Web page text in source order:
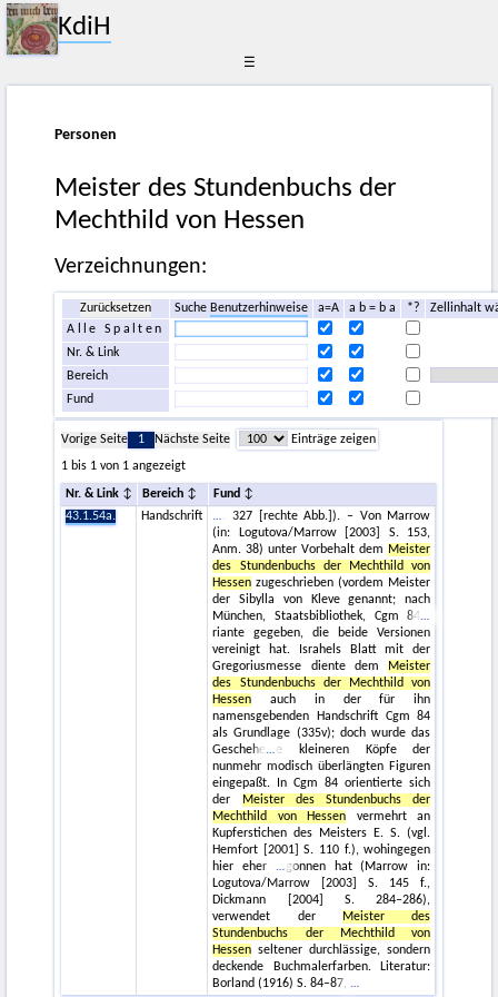
KdiH
☰
Personen
Meister des Stundenbuchs der
Mechthild von Hessen
Verzeichnungen:
Zurücksetzen SucheBenutzerhinweise a=A a b = b a *?
Zellinhalt
Alle Spalten
Nr. & Link
Bereich
Fund
Vorige Seite 1 Nächste Seite
Einträge zeigen
1 bis 1 von 1 angezeigt
Nr. & Link Bereich
Fund
43.1.54a.
Handschrift
. 327 [rechte Abb.]). – Von Marrow
(in: Logutova/Marrow [2003] S. 153,
Anm. 38) unter Vorbehalt dem Meister
des Stundenbuchs der Mechthild von
Hessen zugeschrieben (vordem Meister
der Sibylla von Kleve genannt; nach
München, Staatsbibliothek, Cgm 84
riante gegeben, die beide Versionen
vereinigt hat. Israhels Blatt mit der
Gregoriusmesse diente dem
Meister
des Stundenbuchs der Mechthild von
Hessen auch in der für ihn
namensgebenden Handschrift Cgm 84
als Grundlage (335v); doch wurde das
Geschehe
e kleineren Köpfe der
nunmehr modisch überlängten Figuren
eingepaßt. In Cgm 84 orientierte sich
der
Meister des Stundenbuchs der
Mechthild von Hessen vermehrt an
Kupferstichen des Meisters E. S. (vgl.
Hemfort [2001] S. 110 f.), wohingegen
hier eher
gonnen hat (Marrow in:
Logutova/Marrow [2003] S. 145 f.,
Dickmann [2004] S. 284–286),
verwendet der
Meister des
Stundenbuchs der Mechthild von
Hessen seltener durchlässige, sondern
deckende Buchmalerfarben. Literatur:
Borland (1916) S. 84–87,